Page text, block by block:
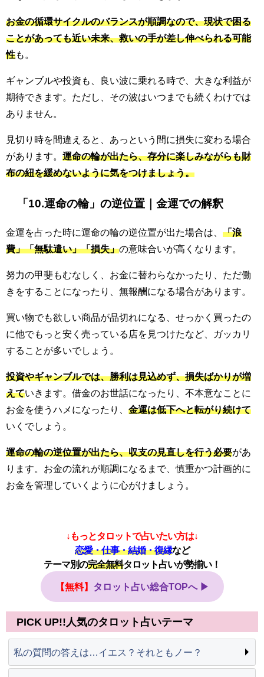
お金の循環サイクルのバランスが順調なので、現状で困る
ことがあっても近い未来、救いの手が差し伸べられる可能
性も。
ギャンブルや投資も、良い波に乗れる時で、大きな利益が
期待できます。ただし、その波はいつまでも続くわけでは
ありません。
見切り時を間違えると、あっという間に損失に変わる場合
があります。 運命の輪が出たら、存分に楽しみながらも財
布の紐を緩めないように気をつけましょう。
「10.運命の輪」の逆位置｜金運での解釈
金運を占った時に運命の輪の逆位置が出た場合は、 「浪
費」「無駄遣い」「損失」の意味合いが高くなります。
努力の甲斐もむなしく、お金に替わらなかったり、ただ働
きをすることになったり、無報酬になる場合があります。
買い物でも欲しい商品が品切れになる、せっかく買ったの
に他でもっと安く売っている店を見つけたなど、ガッカリ
することが多いでしょう。
投資やギャンブルでは、勝利は見込めず、損失ばかりが増
えていきます。借金のお世話になったり、不本意なことに
お金を使うハメになったり、 金運は低下へと転がり続けて
いくでしょう。
運命の輪の逆位置が出たら、収支の見直しを行う必要があ
ります。お金の流れが順調になるまで、慎重かつ計画的に
お金を管理していくように心がけましょう。
↓もっとタロットで占いたい方は↓
恋愛・仕事・結婚・復縁など
テーマ別の完全無料タロット占いが勢揃い！
【無料】 タロット占い総合TOPへ ▶
PICK UP!!人気のタロット占いテーマ
私の質問の答えは…イエス？それともノー？